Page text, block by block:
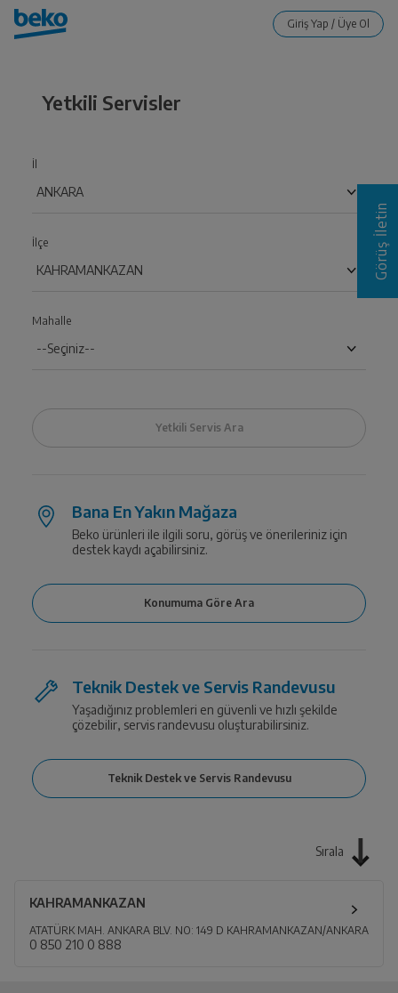
Yetkili Servisler
İl
İlçe
Mahalle
Bana En Yakın Mağaza
Beko ürünleri ile ilgili soru, görüş ve önerileriniz için
destek kaydı açabilirsiniz.
Teknik Destek ve Servis Randevusu
Yaşadığınız problemleri en güvenli ve hızlı şekilde
çözebilir, servis randevusu oluşturabilirsiniz.
Sırala
KAHRAMANKAZAN
ATATÜRK MAH. ANKARA BLV. NO: 149 D KAHRAMANKAZAN/ANKARA
0 850 210 0 888
Görüş İletin